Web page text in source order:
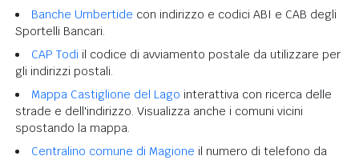
Banche Umbertide con indirizzo e codici ABI e CAB degli
Sportelli Bancari.
CAP Todi il codice di avviamento postale da utilizzare per
gli indirizzi postali.
Mappa Castiglione del Lago interattiva con ricerca delle
strade e dell'indirizzo. Visualizza anche i comuni vicini
spostando la mappa.
Centralino comune di Magione il numero di telefono da